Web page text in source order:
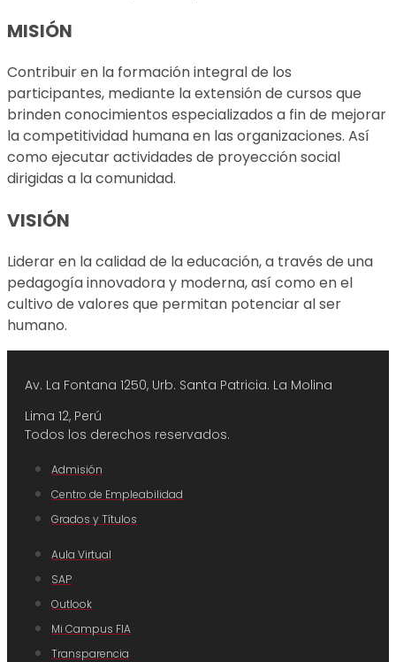
MISIÓN
Contribuir en la formación integral de los
participantes, mediante la extensión de cursos que
brinden conocimientos especializados a fin de mejorar
la competitividad humana en las organizaciones. Así
como ejecutar actividades de proyección social
dirigidas a la comunidad.
VISIÓN
Liderar en la calidad de la educación, a través de una
pedagogía innovadora y moderna, así como en el
cultivo de valores que permitan potenciar al ser
humano.
Av. La Fontana 1250, Urb. Santa Patricia. La Molina
Lima 12, Perú
Todos los derechos reservados.
Admisión
Centro de Empleabilidad
Grados y Títulos
Aula Virtual
SAP
Outlook
Mi Campus FIA
Transparencia